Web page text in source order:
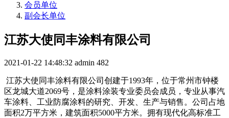
会员单位
副会长单位
江苏大使同丰涂料有限公司
2021-01-22 14:48:32 admin 482
江苏大使同丰涂料有限公司创建于1993年，位于常州市钟楼
区龙城大道2069号，是涂料涂装专业委员会成员，专业从事汽
车涂料、工业防腐涂料的研究、开发、生产与销售。公司占地
面积2万平方米，建筑面积5000平方米。拥有现代化高标准工